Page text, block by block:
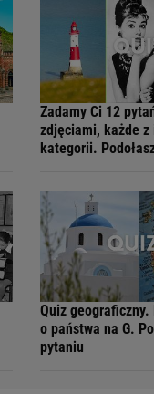
Zadamy Ci 12
zdjęciami, każde z
kategorii.
Quiz
o państwa na G.
pytaniu